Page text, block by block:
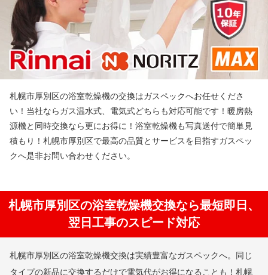
札幌市厚別区の浴室乾燥機の交換はガスペックへお任せくださ
い！当社ならガス温水式、電気式どちらも対応可能です！暖房熱
源機と同時交換なら更にお得に！浴室乾燥機も写真送付で簡単見
積もり！札幌市厚別区で最高の品質とサービスを目指すガスペッ
クへ是非お問い合わせください。
札幌市厚別区の浴室乾燥機交換なら最短即日、
翌日工事のスピード対応
札幌市厚別区の浴室乾燥機交換は実績豊富なガスペックへ。同じ
タイプの新品に交換するだけで電気代がお得になることも！札幌